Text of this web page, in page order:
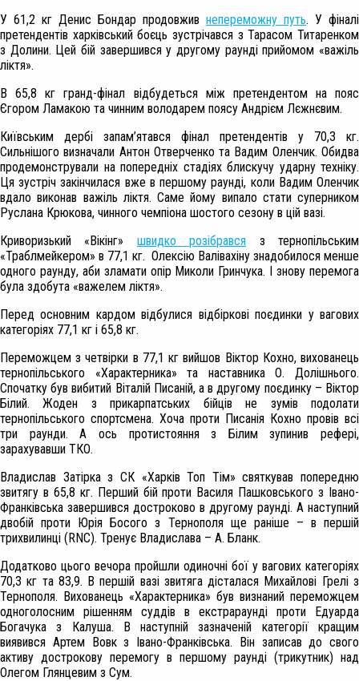
У 61,2 кг Денис Бондар продовжив непереможну путь. У фіналі
претендентів харківський боєць зустрічався з Тарасом Титаренком
з Долини. Цей бій завершився у другому раунді прийомом «важіль
ліктя».
В 65,8 кг гранд-фінал відбудеться між претендентом на пояс
Єгором Ламакою та чинним володарем поясу Андрієм Лєжнєвим.
Київським дербі запам’ятався фінал претендентів у 70,3 кг.
Сильнішого визначали Антон Отверченко та Вадим Оленчик. Обидва
продемонстрували на попередніх стадіях блискучу ударну техніку.
Ця зустріч закінчилася вже в першому раунді, коли Вадим Оленчик
вдало виконав важіль ліктя. Саме йому випало стати суперником
Руслана Крюкова, чинного чемпіона шостого сезону в цій вазі.
Криворизький «Вікінг» швидко розібрався з тернопільським
«Траблмейкером» в 77,1 кг. Олексію Валівахіну знадобилося менше
одного раунду, аби зламати опір Миколи Гринчука. І знову перемога
була здобута «важелем ліктя».
Перед основним кардом відбулися відбіркові поєдинки у вагових
категоріях 77,1 кг і 65,8 кг.
Переможцем з четвірки в 77,1 кг вийшов Віктор Кохно, вихованець
тернопільського «Характерника» та наставника О. Долішнього.
Спочатку був вибитий Віталій Писаній, а в другому поєдинку – Віктор
Білий. Жоден з прикарпатських бійців не зумів подолати
тернопільського спортсмена. Хоча проти Писанія Кохно провів всі
три раунди. А ось протистояння з Білим зупинив рефері,
зарахувавши ТКО.
Владислав Затірка з СК «Харків Топ Тім» святкував попередню
звитягу в 65,8 кг. Перший бій проти Василя Пашковського з Івано-
Франківська завершився достроково в другому раунді. А наступний
двобій проти Юрія Босого з Тернополя ще раніше – в першій
трихвилинці (RNC). Тренує Владислава – А. Бланк.
Додатково цього вечора пройшли одиночні бої у вагових категоріях
70,3 кг та 83,9. В першій вазі звитяга дісталася Михайлові Грелі з
Тернополя. Вихованець «Характерника» був визнаний переможцем
одноголосним рішенням суддів в екстрараунді проти Едуарда
Богачука з Калуша. В наступній зазначеній категорії кращим
виявився Артем Вовк з Івано-Франківська. Він записав до свого
активу дострокову перемогу в першому раунді (трикутник) над
Олегом Глянцевим з Сум.